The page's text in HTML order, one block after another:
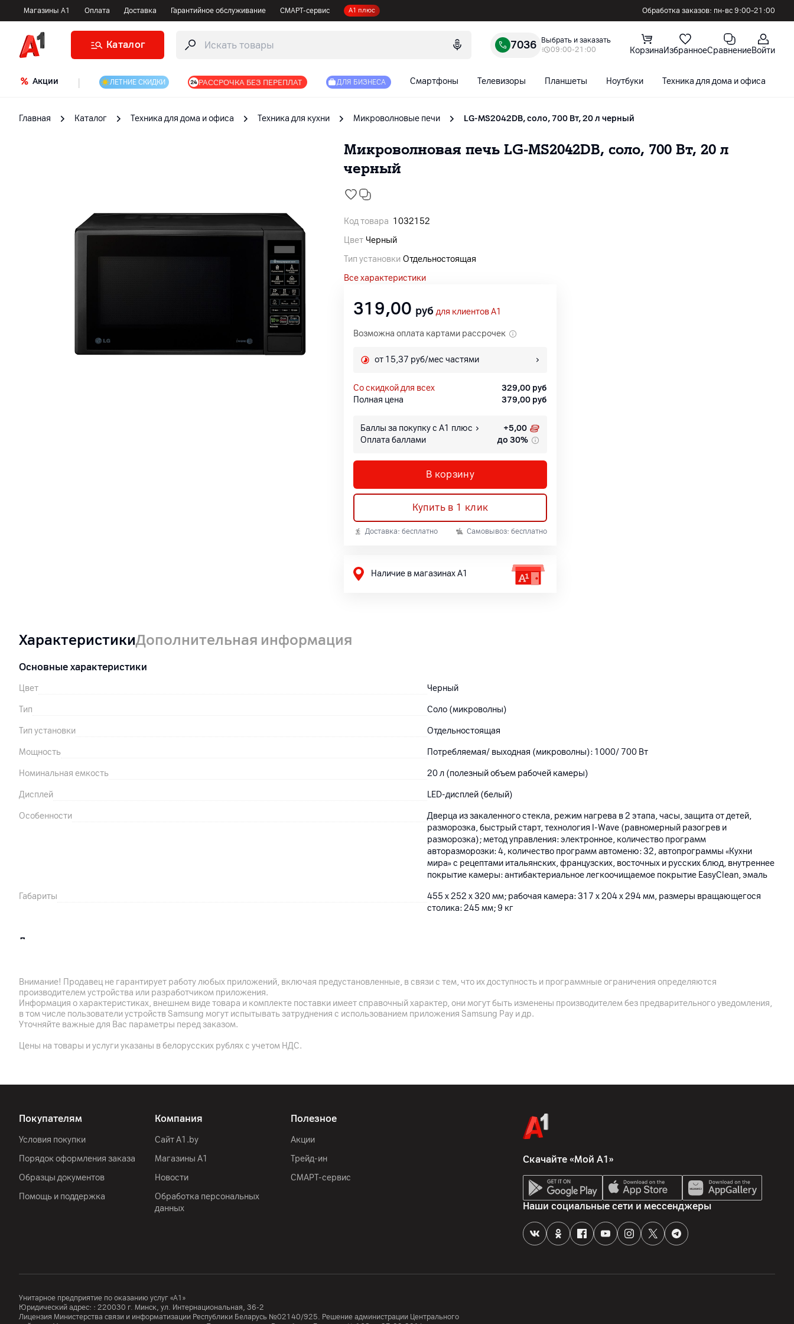
Магазины А1 Оплата Доставка Гарантийное обслуживание СМАРТ-сервис А1 плюс Обработка заказов: пн-вс 9:00–21:00
Каталог 7036
Выбрать и заказать
09:00-21:00
КорзинаИзбранноеСравнениеВойти
Акции ЛЕТНИЕ СКИДКИ РАССРОЧКА БЕЗ ПЕРЕПЛАТ ДЛЯ БИЗНЕСА Смартфоны Телевизоры Планшеты Ноутбуки Техника для дома и офиса
Главная Каталог Техника для дома и офиса Техника для кухни Микроволновые печи LG-MS2042DB, соло, 700 Вт, 20 л черный
Микроволновая печь LG-MS2042DB, соло, 700 Вт, 20 л
черный
Код товара 1032152
Цвет Черный
Тип установки Отдельностоящая
Все характеристики
319,00 руб для клиентов A1
Возможна оплата картами рассрочек
от 15,37 руб/мес частями
со скидкой для всех 329,00 руб
Полная цена
379,00 руб
Баллы за покупку с А1 плюс +5,00
Оплата баллами
до 30%
В корзину
Купить в 1 клик
Доставка: бесплатно Самовывоз: бесплатно
Наличие в магазинах А1
ХарактеристикиДополнительная информация
Основные характеристики
Цвет Черный
Тип Соло (микроволны)
Тип установки Отдельностоящая
Мощность Потребляемая/ выходная (микроволны): 1000/ 700 Вт
Номинальная емкость 20 л (полезный объем рабочей камеры)
Дисплей LED-дисплей (белый)
Особенности
Дверца из закаленного стекла, режим нагрева в 2 этапа, часы, защита от детей,
разморозка, быстрый старт, технология I-Wave (равномерный разогрев и
разморозка); метод управления: электронное, количество программ
авторазморозки: 4, количество программ автоменю: 32, автопрограммы «Кухни
мира» с рецептами итальянских, французских, восточных и русских блюд, внутреннее
покрытие камеры: антибактериальное легкоочищаемое покрытие EasyClean, эмаль
Габариты
455 x 252 x 320 мм; рабочая камера: 317 x 204 x 294 мм, размеры вращающегося
столика: 245 мм; 9 кг
Другие характеристики
Импортер ООО "Электросервис и Ко", г. Минск, ул. Чернышевского, 10А, ком. 412А3
Производитель
компания ЛГ Электроникс Инк., LG Твин Тауэрс 20, Эуидо-дон, Эонгдэунпо-гу Сеул,
150-272, Корея
Внимание! Продавец не гарантирует работу любых приложений, включая предустановленные, в связи с тем, что их доступность и программные ограничения определяются
производителем устройства или разработчиком приложения.
Информация о характеристиках, внешнем виде товара и комплекте поставки имеет справочный характер, они могут быть изменены производителем без предварительного уведомления,
в том числе пользователи устройств Samsung могут испытывать затруднения с использованием приложения Samsung Pay и др.
Уточняйте важные для Вас параметры перед заказом.
Цены на товары и услуги указаны в белорусских рублях с учетом НДС.
Покупателям
Условия покупки
Порядок оформления заказа
Образцы документов
Помощь и поддержка
Компания
Сайт A1.by
Магазины А1
Новости
Обработка персональных
данных
Полезное
Акции
Трейд-ин
СМАРТ-сервис
Скачайте «Мой А1»
Наши социальные сети и мессенджеры
Унитарное предприятие по оказанию услуг «А1»
Юридический адрес: : 220030 г. Минск, ул. Интернациональная, 36-2
Лицензия Министерства связи и информатизации Республики Беларусь №02140/925. Решение администрации Центрального